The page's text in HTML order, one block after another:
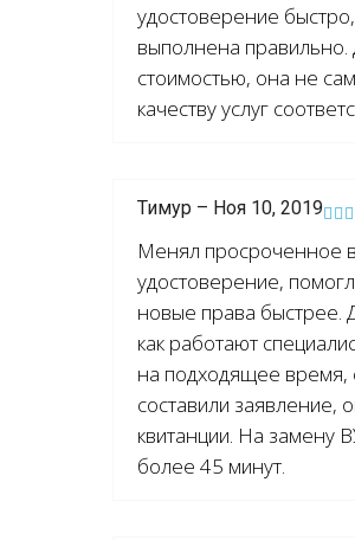
удостоверение
выполнена
стоимостью, она не
качеству услуг
Тимур – Ноя 10, 2019
Менял просроченное
удостоверение,
новые права быстрее.
как работают
на подходящее время,
составили заявление,
квитанции. На замену
более 45 минут.